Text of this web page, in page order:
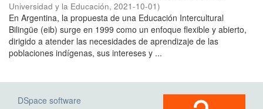
Universidad y la Educación, 2021-10-01)
En Argentina, la propuesta de una Educación Intercultural
Bilingüe (eib) surge en 1999 como un enfoque flexible y abierto,
dirigido a atender las necesidades de aprendizaje de las
poblaciones indígenas, sus intereses y ...
DSpace software